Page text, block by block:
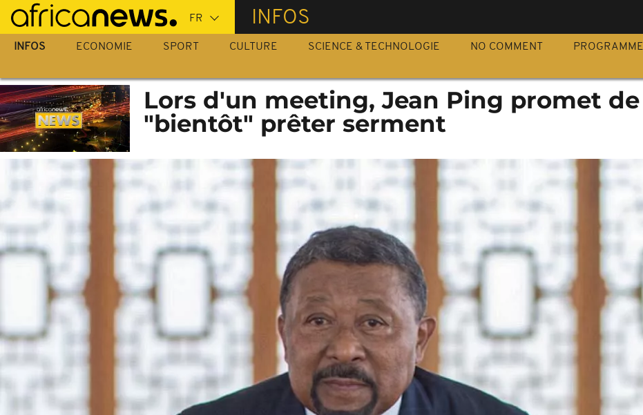
Passer
au
contenu
INFOS
INFOS ECONOMIE SPORT CULTURE SCIENCE & TECHNOLOGIE NO COMMENT
Lors d'un meeting, Jean Ping promet de
"bientôt" prêter serment